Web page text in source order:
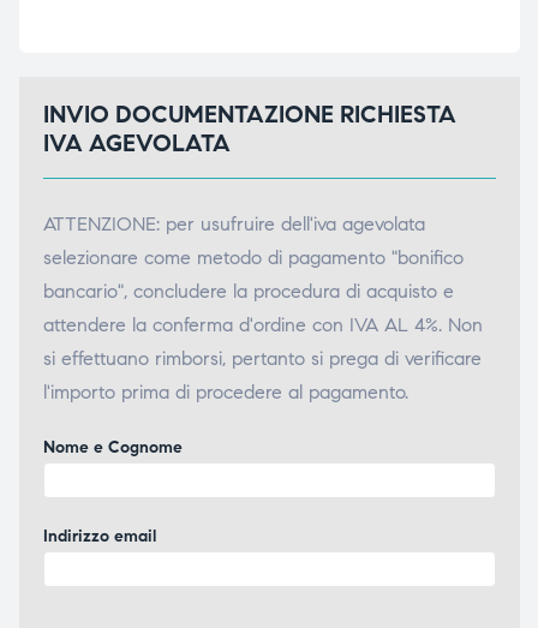
INVIO DOCUMENTAZIONE RICHIESTA
IVA AGEVOLATA
ATTENZIONE: per usufruire dell'iva agevolata
selezionare come metodo di pagamento "bonifico
bancario", concludere la procedura di acquisto e
attendere la conferma d'ordine con IVA AL 4%. Non
si effettuano rimborsi, pertanto si prega di verificare
l'importo prima di procedere al pagamento.
Nome e Cognome
Indirizzo email